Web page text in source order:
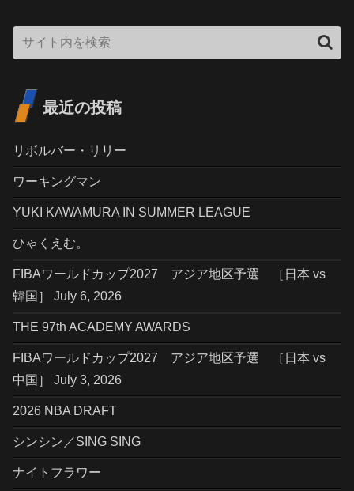
最近の投稿
リボルバー・リリー
ワーキングマン
YUKI KAWAMURA IN SUMMER LEAGUE
ひゃくえむ。
FIBAワールドカップ2027 アジア地区予選 ［日本 vs
韓国］ July 6, 2026
THE 97th ACADEMY AWARDS
FIBAワールドカップ2027 アジア地区予選 ［日本 vs
中国］ July 3, 2026
2026 NBA DRAFT
シンシン／SING SING
ナイトフラワー